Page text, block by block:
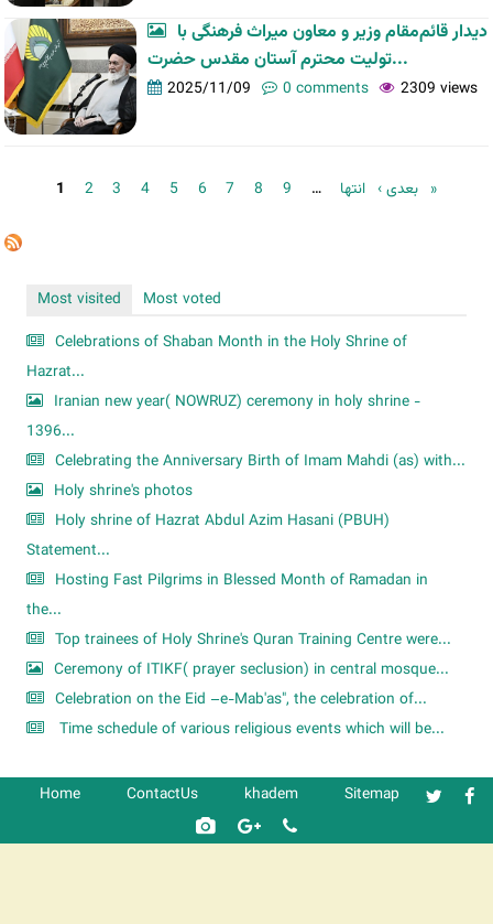
دیدار قائم‌مقام وزیر و معاون میراث فرهنگی با
تولیت محترم آستان مقدس حضرت...
2025/11/09 0 comments 2309 views
1 2 3 4 5 6 7 8 9 … بعدی › انتها »
Most visited
Most voted
Celebrations of Shaban Month in the Holy Shrine of
Hazrat...
Iranian new year( NOWRUZ) ceremony in holy shrine -
1396...
Celebrating the Anniversary Birth of Imam Mahdi (as) with...
Holy shrine's photos
Holy shrine of Hazrat Abdul Azim Hasani (PBUH)
Statement...
Hosting Fast Pilgrims in Blessed Month of Ramadan in
the...
Top trainees of Holy Shrine's Quran Training Centre were...
Ceremony of ITIKF( prayer seclusion) in central mosque...
Celebration on the Eid –e-Mab'as", the celebration of...
Time schedule of various religious events which will be...
Home ContactUs khadem Sitemap